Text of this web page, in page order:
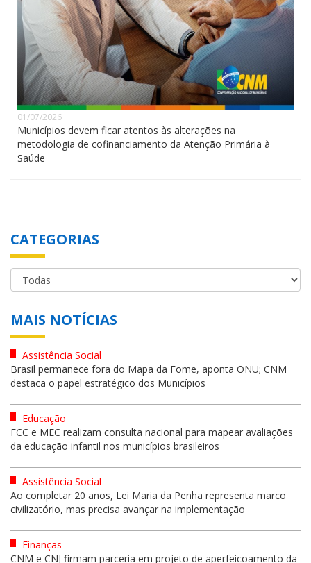
01/07/2026
Municípios devem ficar atentos às alterações na
metodologia de cofinanciamento da Atenção Primária à
Saúde
CATEGORIAS
MAIS NOTÍCIAS
Assistência Social
Brasil permanece fora do Mapa da Fome, aponta ONU; CNM
destaca o papel estratégico dos Municípios
Educação
FCC e MEC realizam consulta nacional para mapear avaliações
da educação infantil nos municípios brasileiros
Assistência Social
Ao completar 20 anos, Lei Maria da Penha representa marco
civilizatório, mas precisa avançar na implementação
Finanças
CNM e CNJ firmam parceria em projeto de aperfeiçoamento da